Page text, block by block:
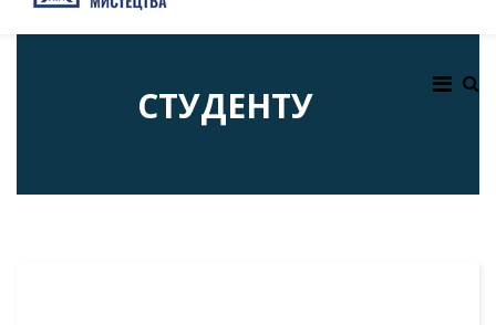
СТУДЕНТУ